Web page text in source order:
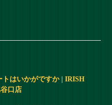
はいかがですか | IRISH
口店